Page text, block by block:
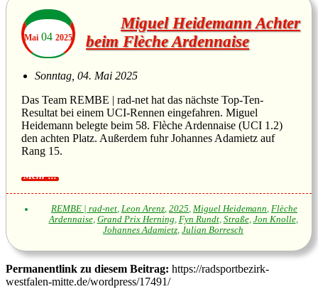
Mai 04 2025
Miguel Heidemann Achter
beim Flèche Ardennaise
Sonntag, 04. Mai 2025
Das Team REMBE | rad-net hat das nächste Top-Ten-
Resultat bei einem UCI-Rennen eingefahren. Miguel
Heidemann belegte beim 58. Flèche Ardennaise (UCI 1.2)
den achten Platz. Außerdem fuhr Johannes Adamietz auf
Rang 15.
REMBE | rad-net, Leon Arenz, 2025, Miguel Heidemann, Flèche
Ardennaise, Grand Prix Herning, Fyn Rundt, Straße, Jon Knolle,
Johannes Adamietz, Julian Borresch
Permanentlink zu diesem Beitrag: https://radsportbezirk-
westfalen-mitte.de/wordpress/17491/